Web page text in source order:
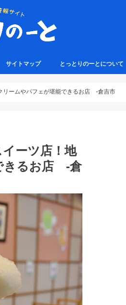
サイトマップ とっとりのーとについて
リームやパフェが堪能できるお店 -倉吉市
ーツ店！地
きるお店 -倉